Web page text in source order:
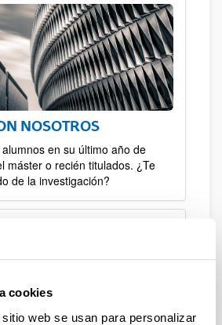
cookies
web se usan para personalizar
NOSOTROS
en su último año de
máster o recién titulados. ¿Te
de la investigación?